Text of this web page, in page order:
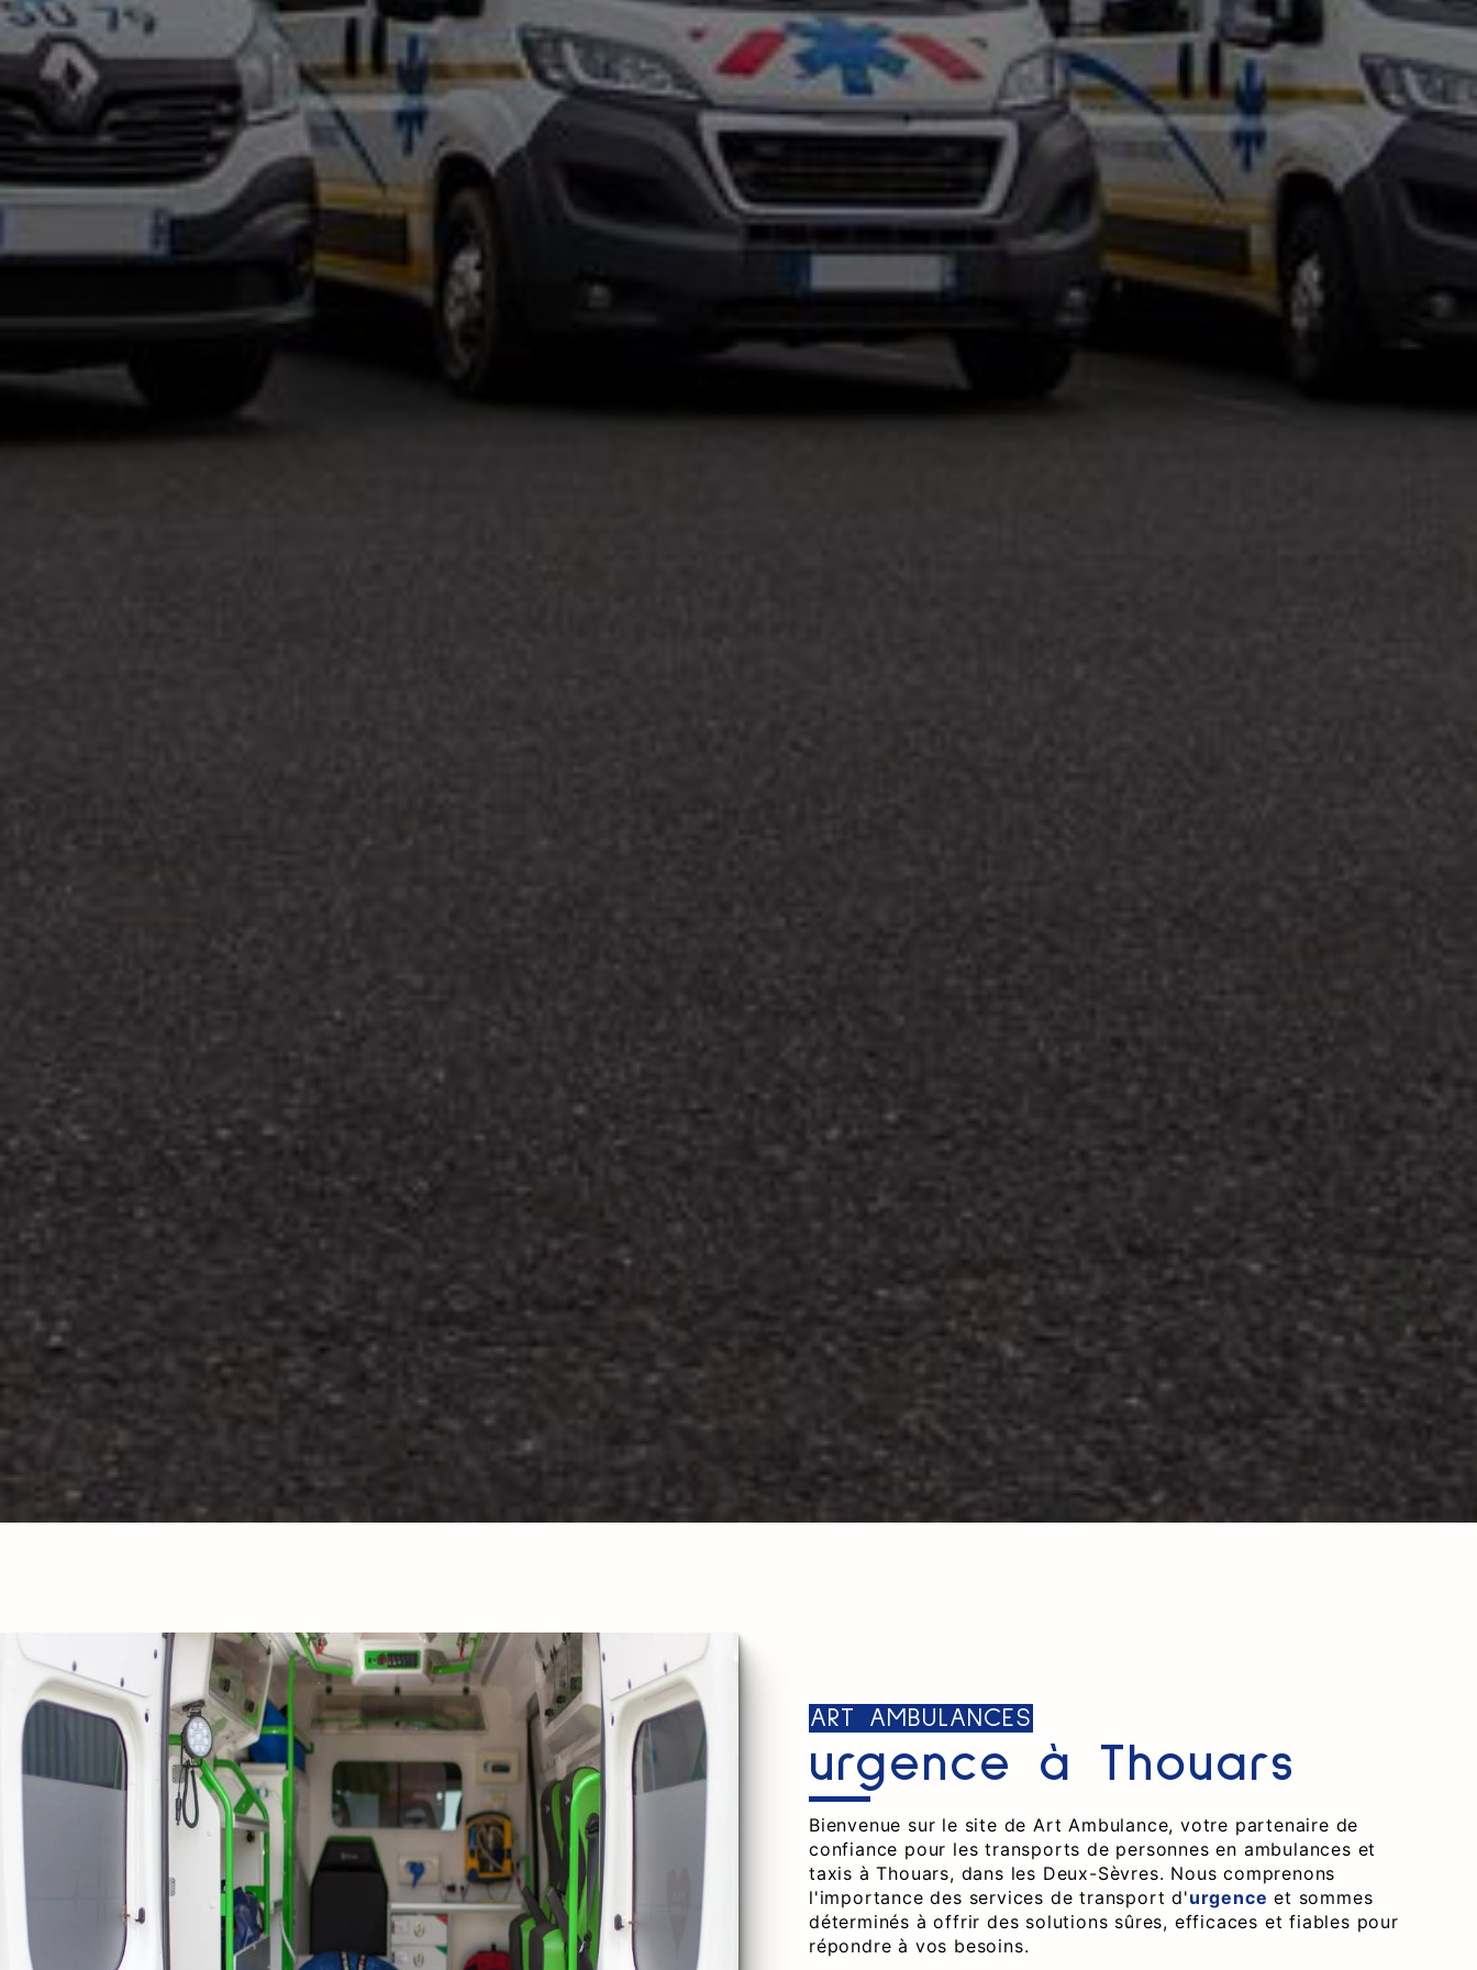
ART AMBULANCES
urgence à Thouars
Bienvenue sur le site de Art Ambulance, votre partenaire de
confiance pour les transports de personnes en ambulances et
taxis à Thouars, dans les Deux-Sèvres. Nous comprenons
l'importance des services de transport d'urgence et sommes
déterminés à offrir des solutions sûres, efficaces et fiables pour
répondre à vos besoins.